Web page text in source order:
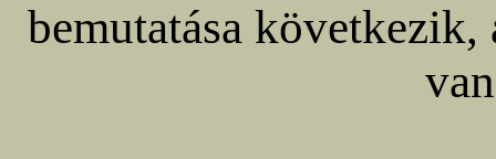
bemutatása